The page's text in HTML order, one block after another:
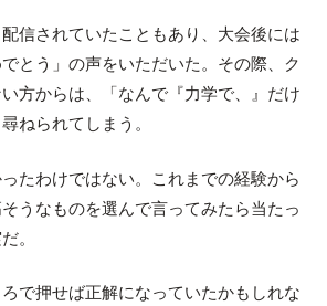
信されていたこともあり、大会後には
とう」の声をいただいた。その際、ク
方からは、「なんで『力学で、』だけ
ねられてしまう。
たわけではない。これまでの経験から
うなものを選んで言ってみたら当たっ
。
で押せば正解になっていたかもしれな